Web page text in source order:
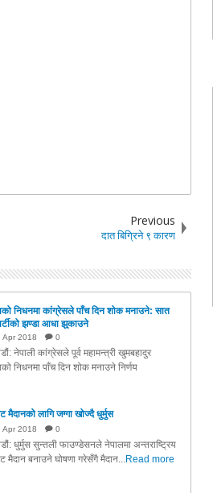
Previous
दात बिग्रिने ९ कारण
निधनमा कांग्रेसले पाँच दिन शोक मनाउने: सात
झण्डा आधा झुकाउने
Apr 2018 0
नेपाली कांग्रेसले पूर्व महामन्त्री खुमबहादुर
निधनमा पाँच दिन शोक मनाउने निर्णय
मैदानको लागि जग्गा खोज्दै धुर्मुस
Apr 2018 0
धुर्मुस सुन्तली फाउण्डेसनले नेपालमा अन्तराष्ट्रिय
मैदान बनाउने घोषणा गरेसँगै मैदान...Read more